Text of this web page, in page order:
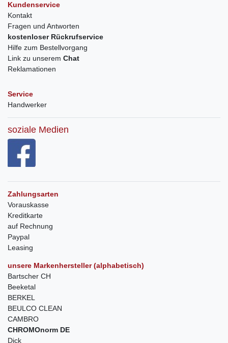
Kundenservice
Kontakt
Fragen und Antworten
kostenloser Rückrufservice
Hilfe zum Bestellvorgang
Link zu unserem Chat
Reklamationen
Service
Handwerker
soziale Medien
Zahlungsarten
Vorauskasse
Kreditkarte
auf Rechnung
Paypal
Leasing
unsere Markenhersteller (alphabetisch)
Bartscher CH
Beeketal
BERKEL
BEULCO CLEAN
CAMBRO
CHROMOnorm DE
Dick